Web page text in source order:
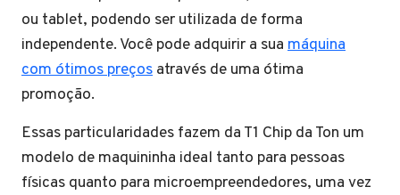
ou tablet, podendo ser utilizada de forma
independente. Você pode adquirir a sua máquina
com ótimos preços através de uma ótima
promoção.
Essas particularidades fazem da T1 Chip da Ton um
modelo de maquininha ideal tanto para pessoas
físicas quanto para microempreendedores, uma vez